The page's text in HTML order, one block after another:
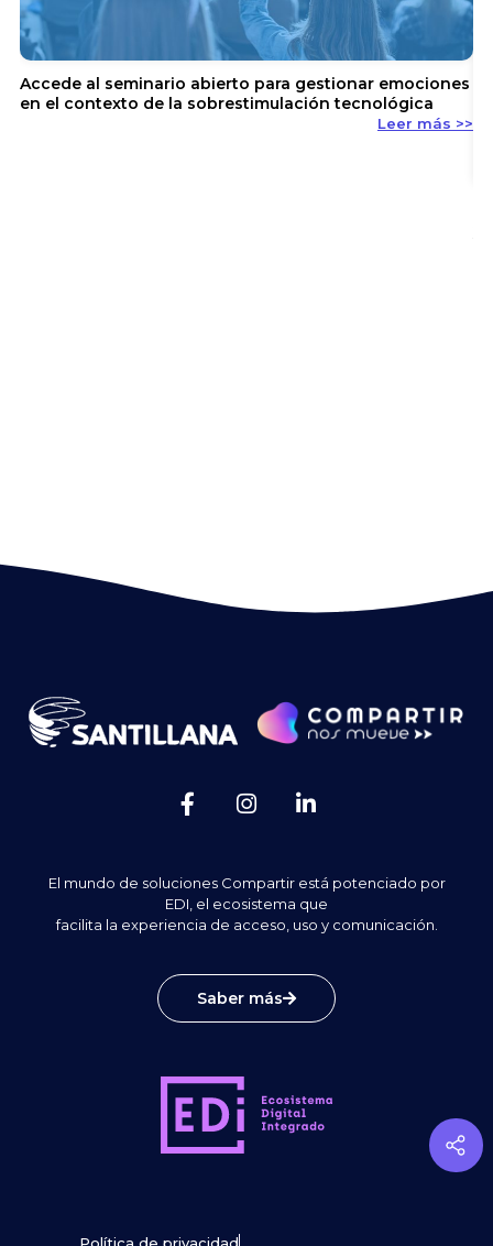
Accede al seminario abierto para gestionar emociones
en el contexto de la sobrestimulación tecnológica
Leer más >>
El mundo de soluciones Compartir está potenciado por
EDI, el ecosistema que
facilita la experiencia de acceso, uso y comunicación.
Saber más
Política de privacidad